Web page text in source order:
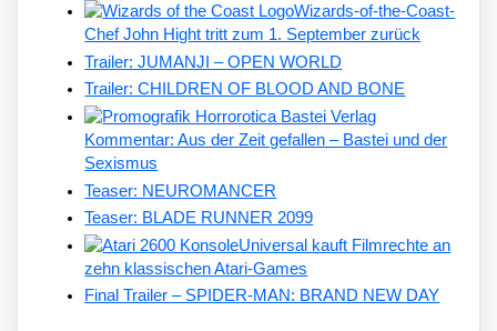
Wizards-of-the-Coast-
Chef John Hight tritt zum 1. September zurück
Trailer: JUMANJI – OPEN WORLD
Trailer: CHILDREN OF BLOOD AND BONE
Kommentar: Aus der Zeit gefallen – Bastei und der
Sexismus
Teaser: NEUROMANCER
Teaser: BLADE RUNNER 2099
Universal kauft Filmrechte an
zehn klassischen Atari-Games
Final Trailer – SPIDER-MAN: BRAND NEW DAY